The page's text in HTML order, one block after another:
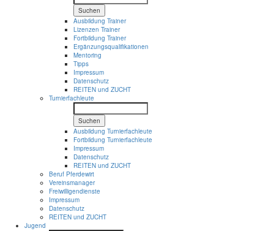
Suchen
Ausbildung Trainer
Lizenzen Trainer
Fortbildung Trainer
Ergänzungsqualifikationen
Mentoring
Tipps
Impressum
Datenschutz
REITEN und ZUCHT
Turnierfachleute
Suchen
Ausbildung Turnierfachleute
Fortbildung Turnierfachleute
Impressum
Datenschutz
REITEN und ZUCHT
Beruf Pferdewirt
Vereinsmanager
Freiwilligendienste
Impressum
Datenschutz
REITEN und ZUCHT
Jugend